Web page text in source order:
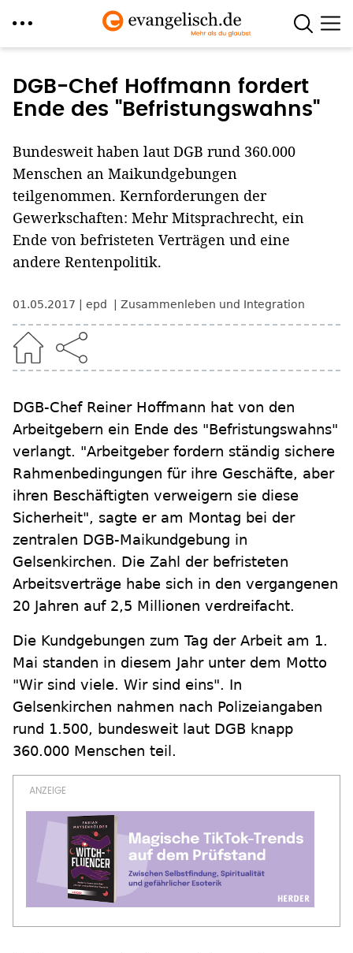
zum
Inhalt
DGB-Chef Hoffmann fordert
Ende des "Befristungswahns"
Bundesweit haben laut DGB rund 360.000
Menschen an Maikundgebungen
teilgenommen. Kernforderungen der
Gewerkschaften: Mehr Mitsprachrecht, ein
Ende von befristeten Verträgen und eine
andere Rentenpolitik.
01.05.2017 epd Zusammenleben und Integration
DGB-Chef Reiner Hoffmann hat von den
Arbeitgebern ein Ende des "Befristungswahns"
verlangt. "Arbeitgeber fordern ständig sichere
Rahmenbedingungen für ihre Geschäfte, aber
ihren Beschäftigten verweigern sie diese
Sicherheit", sagte er am Montag bei der
zentralen DGB-Maikundgebung in
Gelsenkirchen. Die Zahl der befristeten
Arbeitsverträge habe sich in den vergangenen
20 Jahren auf 2,5 Millionen verdreifacht.
Die Kundgebungen zum Tag der Arbeit am 1.
Mai standen in diesem Jahr unter dem Motto
"Wir sind viele. Wir sind eins". In
Gelsenkirchen nahmen nach Polizeiangaben
rund 1.500, bundesweit laut DGB knapp
360.000 Menschen teil.